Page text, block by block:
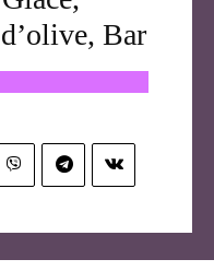
Bar